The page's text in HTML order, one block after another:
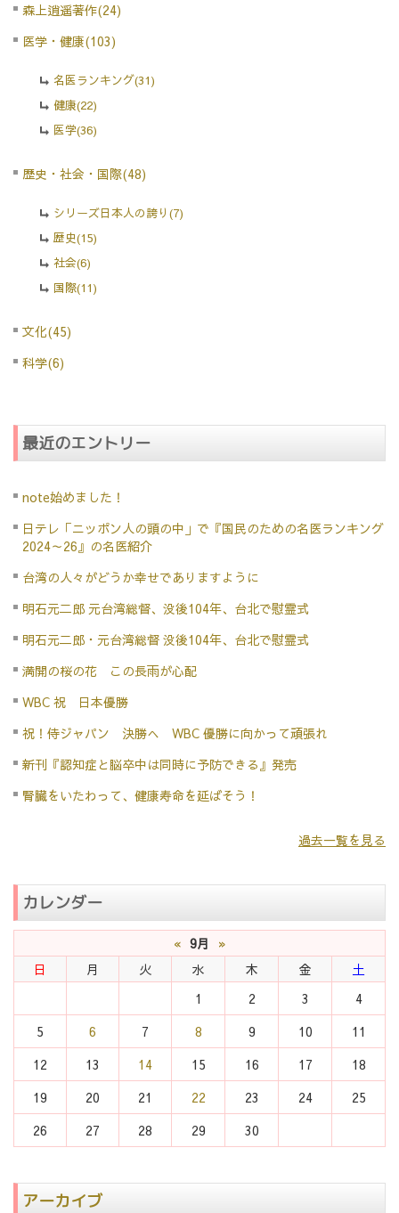
森上逍遥著作(24)
医学・健康(103)
名医ランキング(31)
健康(22)
医学(36)
歴史・社会・国際(48)
シリーズ日本人の誇り(7)
歴史(15)
社会(6)
国際(11)
文化(45)
科学(6)
最近のエントリー
note始めました！
日テレ「ニッポン人の頭の中」で『国民のための名医ランキング
2024～26』の名医紹介
台湾の人々がどうか幸せでありますように
明石元二郎 元台湾総督、没後104年、台北で慰霊式
明石元二郎・元台湾総督 没後104年、台北で慰霊式
満開の桜の花 この長雨が心配
WBC 祝 日本優勝
祝！侍ジャパン 決勝へ WBC 優勝に向かって頑張れ
新刊『認知症と脳卒中は同時に予防できる』発売
腎臓をいたわって、健康寿命を延ばそう！
過去一覧を見る
カレンダー
« 9月
»
日
月 火 水 木 金
土
1
2 3
4
5
6 7 8 9 10
11
12
13 14 15 16 17
18
19
20 21 22 23 24
25
26
27 28 29 30
アーカイブ